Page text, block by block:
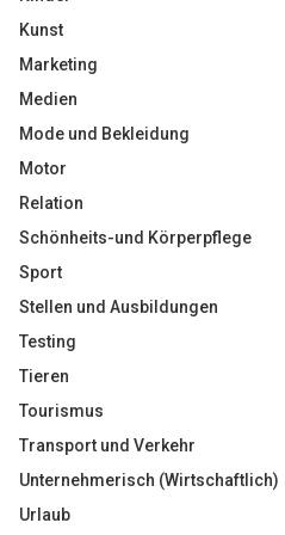
Kunst
Marketing
Medien
Mode und Bekleidung
Motor
Relation
Schönheits-und Körperpflege
Sport
Stellen und Ausbildungen
Testing
Tieren
Tourismus
Transport und Verkehr
Unternehmerisch (Wirtschaftlich)
Urlaub